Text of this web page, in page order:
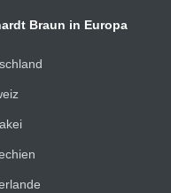
Braun in Europa